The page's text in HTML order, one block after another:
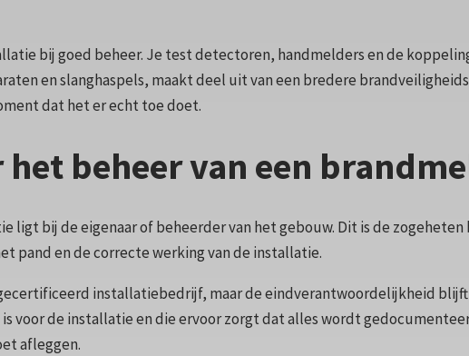
bij goed beheer. Je test detectoren, handmelders en de
en slanghaspels, maakt deel uit van een bredere
dat het er echt toe doet.
beheer van een
bij de eigenaar of beheerder van het gebouw. Dit is de
pand en de correcte werking van de installatie.
installatiebedrijf, maar de eindverantwoordelijkheid
voor de installatie en die ervoor zorgt dat alles wordt
afleggen.